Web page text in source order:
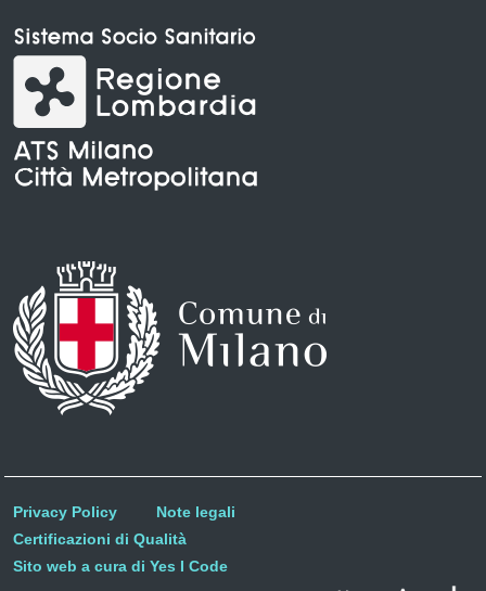
Privacy Policy
Note legali
Certificazioni di Qualità
Sito web a cura di Yes I Code